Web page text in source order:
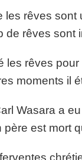
rêves
de rêves sont
les rêves
moments il
Wasara a
est mort